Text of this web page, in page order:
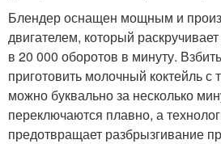
Блендер оснащен мощным и
двигателем, который
в 20 000 оборотов в минуту.
приготовить молочный коктейль
можно буквально за несколько
переключаются плавно, а
предотвращает разбрызгивание